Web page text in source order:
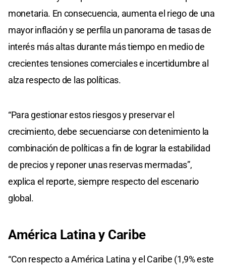
monetaria. En consecuencia, aumenta el riego de una
mayor inflación y se perfila un panorama de tasas de
interés más altas durante más tiempo en medio de
crecientes tensiones comerciales e incertidumbre al
alza respecto de las políticas.
“Para gestionar estos riesgos y preservar el
crecimiento, debe secuenciarse con detenimiento la
combinación de políticas a fin de lograr la estabilidad
de precios y reponer unas reservas mermadas”,
explica el reporte, siempre respecto del escenario
global.
América Latina y Caribe
“Con respecto a América Latina y el Caribe (1,9% este